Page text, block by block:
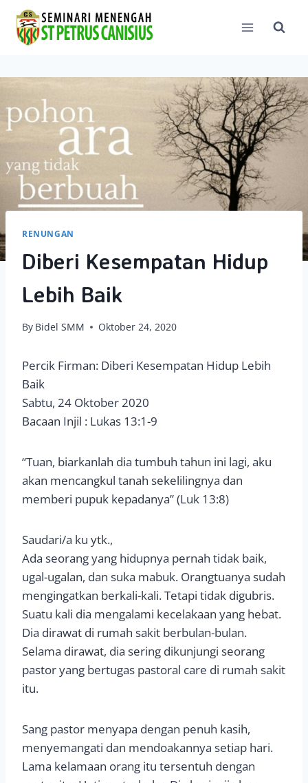
content
RENUNGAN
Diberi Kesempatan Hidup
Lebih Baik
By Bidel SMM Oktober 24, 2020
Percik Firman: Diberi Kesempatan Hidup Lebih
Baik
Sabtu, 24 Oktober 2020
Bacaan Injil : Lukas 13:1-9
“Tuan, biarkanlah dia tumbuh tahun ini lagi, aku
akan mencangkul tanah sekelilingnya dan
memberi pupuk kepadanya” (Luk 13:8)
Saudari/a ku ytk.,
Ada seorang yang hidupnya pernah tidak baik,
ugal-ugalan, dan suka mabuk. Orangtuanya sudah
mengingatkan berkali-kali. Tetapi tidak digubris.
Suatu kali dia mengalami kecelakaan yang hebat.
Dia dirawat di rumah sakit berbulan-bulan.
Selama dirawat, dia sering dikunjungi seorang
pastor yang bertugas pastoral care di rumah sakit
itu.
Sang pastor menyapa dengan penuh kasih,
menyemangati dan mendoakannya setiap hari.
Lama kelamaan orang itu tersentuh dengan